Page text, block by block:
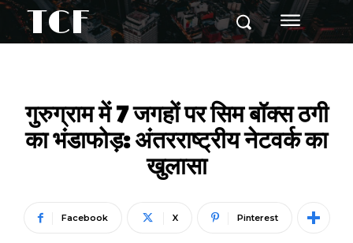
TCF
गुरुग्राम में 7 जगहों पर सिम बॉक्स ठगी
का भंडाफोड़: अंतरराष्ट्रीय नेटवर्क का
खुलासा
Facebook X Pinterest